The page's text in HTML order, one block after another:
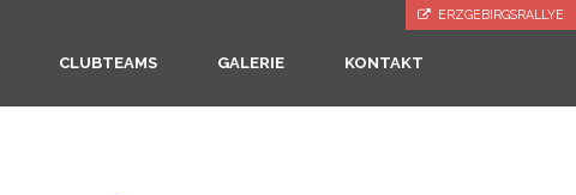
ERZGEBIRGSRALLYE
CLUBTEAMS GALERIE KONTAKT